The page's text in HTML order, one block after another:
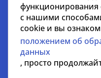
© nikoliers.ru 1994 - 2026
Все права защищены
Информация,
информативный
распространителем
функционирования
с нашими
cookie и вы
положением об
данных
, просто